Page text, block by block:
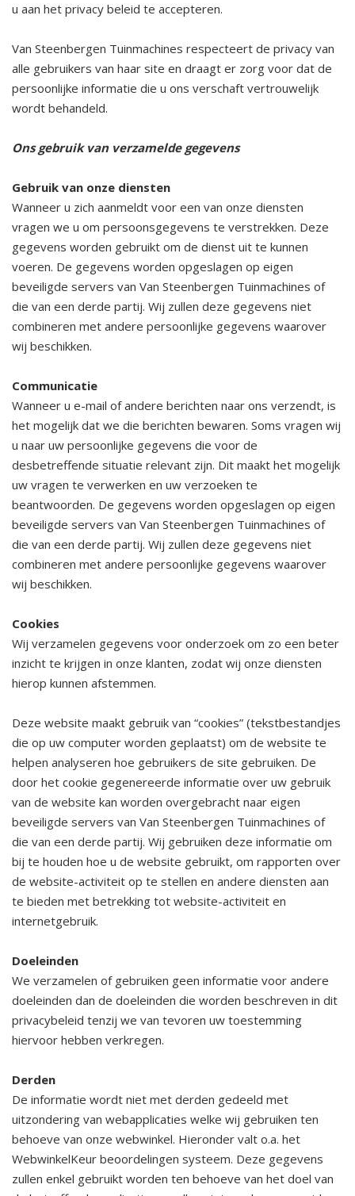
u aan het privacy beleid te accepteren.
Van Steenbergen Tuinmachines respecteert de privacy van
alle gebruikers van haar site en draagt er zorg voor dat de
persoonlijke informatie die u ons verschaft vertrouwelijk
wordt behandeld.
Ons gebruik van verzamelde gegevens
Gebruik van onze diensten
Wanneer u zich aanmeldt voor een van onze diensten
vragen we u om persoonsgegevens te verstrekken. Deze
gegevens worden gebruikt om de dienst uit te kunnen
voeren. De gegevens worden opgeslagen op eigen
beveiligde servers van Van Steenbergen Tuinmachines of
die van een derde partij. Wij zullen deze gegevens niet
combineren met andere persoonlijke gegevens waarover
wij beschikken.
Communicatie
Wanneer u e-mail of andere berichten naar ons verzendt, is
het mogelijk dat we die berichten bewaren. Soms vragen wij
u naar uw persoonlijke gegevens die voor de
desbetreffende situatie relevant zijn. Dit maakt het mogelijk
uw vragen te verwerken en uw verzoeken te
beantwoorden. De gegevens worden opgeslagen op eigen
beveiligde servers van Van Steenbergen Tuinmachines of
die van een derde partij. Wij zullen deze gegevens niet
combineren met andere persoonlijke gegevens waarover
wij beschikken.
Cookies
Wij verzamelen gegevens voor onderzoek om zo een beter
inzicht te krijgen in onze klanten, zodat wij onze diensten
hierop kunnen afstemmen.
Deze website maakt gebruik van “cookies” (tekstbestandjes
die op uw computer worden geplaatst) om de website te
helpen analyseren hoe gebruikers de site gebruiken. De
door het cookie gegenereerde informatie over uw gebruik
van de website kan worden overgebracht naar eigen
beveiligde servers van Van Steenbergen Tuinmachines of
die van een derde partij. Wij gebruiken deze informatie om
bij te houden hoe u de website gebruikt, om rapporten over
de website-activiteit op te stellen en andere diensten aan
te bieden met betrekking tot website-activiteit en
internetgebruik.
Doeleinden
We verzamelen of gebruiken geen informatie voor andere
doeleinden dan de doeleinden die worden beschreven in dit
privacybeleid tenzij we van tevoren uw toestemming
hiervoor hebben verkregen.
Derden
De informatie wordt niet met derden gedeeld met
uitzondering van webapplicaties welke wij gebruiken ten
behoeve van onze webwinkel. Hieronder valt o.a. het
WebwinkelKeur beoordelingen systeem. Deze gegevens
zullen enkel gebruikt worden ten behoeve van het doel van